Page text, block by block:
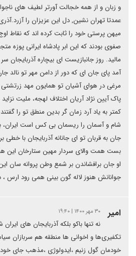
و زبان و از همه خجالت آورتر لطیف های
عمدتا تهران نشین, دل این عزیزان را
میهن پرستی خود را ثابت کرده اند که نقاط
صفوی بودند که این ابر پادشاه ایرانی پوزه
مالید. روز جانبازیست ای بیچاره آذربایجان
آمد پای جان ای که دور از دامن مهر تو
مرغی در هوای آشیان تو همایون مهد زرتشتی و
پاک آیین نژاد آریان اختلاف لهجه، ملیت
کمتر به یاد آرد زمان گر بدین منطق تو را
شام و آسمان را ریسمان بی کس است ایران،
جان به قربان تو ای جانانه آذربایجان با
بست همت والای سردار مهین ستارخان این
او جان برافشاندن بر شمع وطن پروانه سان
جوانانش هنوز لاله گون بینی همی رود ارس
امیر ۳۰ مهر ۱۴۰۰ | ۱۹:۴۰
نه تنها باکو بلکه آذربایجان های
تکفیری‌ها و اخوانی ها منطقه هم سربازان
خودمان گول زنیم ،ایدولوژی ،مذهب جای خود